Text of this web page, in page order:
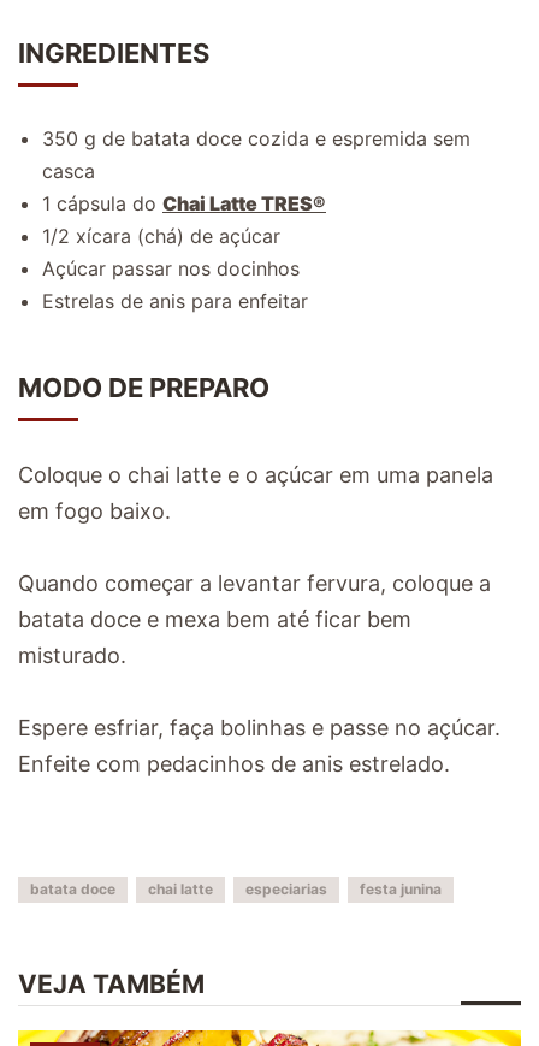
INGREDIENTES
350 g de batata doce cozida e espremida sem
casca
1 cápsula do Chai Latte TRES®
1/2 xícara (chá) de açúcar
Açúcar passar nos docinhos
Estrelas de anis para enfeitar
MODO DE PREPARO
Coloque o chai latte e o açúcar em uma panela
em fogo baixo.
Quando começar a levantar fervura, coloque a
batata doce e mexa bem até ficar bem
misturado.
Espere esfriar, faça bolinhas e passe no açúcar.
Enfeite com pedacinhos de anis estrelado.
batata doce chai latte especiarias festa junina
VEJA TAMBÉM